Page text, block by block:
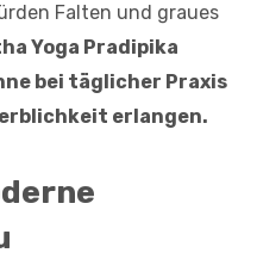
Falten und graues
Yoga Pradipika
bei täglicher Praxis
erlangen.